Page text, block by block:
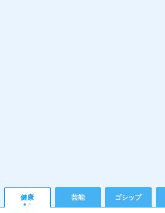
健康 芸能 ゴシップ